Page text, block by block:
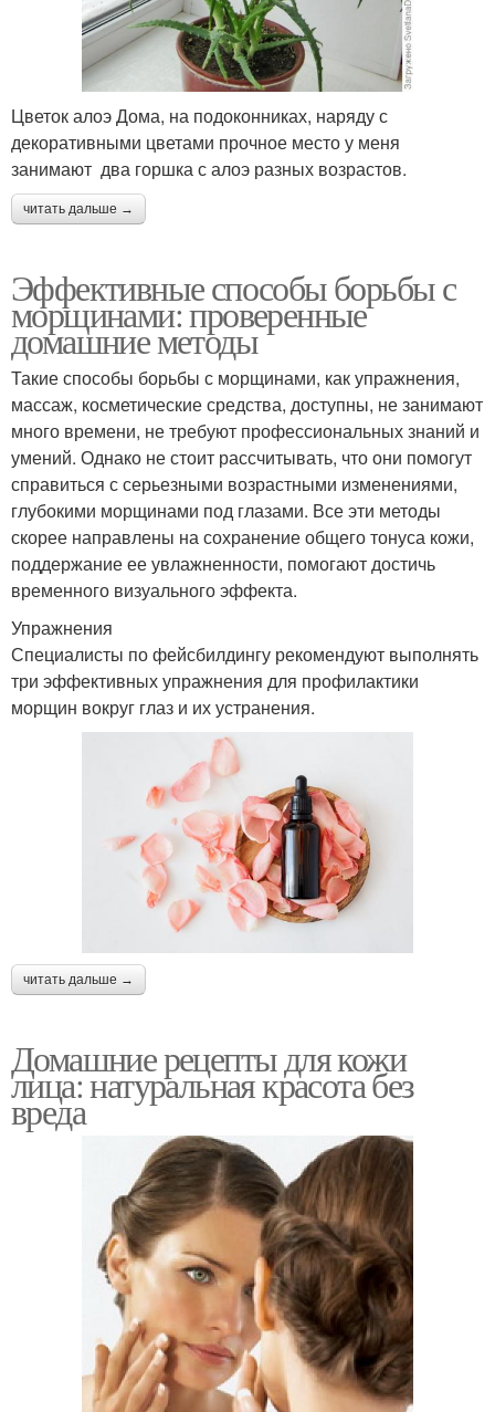
Цветок алоэ Дома, на подоконниках, наряду с
декоративными цветами прочное место у меня
занимают два горшка с алоэ разных возрастов.
читать дальше →
Эффективные способы борьбы с
морщинами: проверенные
домашние методы
Такие способы борьбы с морщинами, как упражнения,
массаж, косметические средства, доступны, не занимают
много времени, не требуют профессиональных знаний и
умений. Однако не стоит рассчитывать, что они помогут
справиться с серьезными возрастными изменениями,
глубокими морщинами под глазами. Все эти методы
скорее направлены на сохранение общего тонуса кожи,
поддержание ее увлажненности, помогают достичь
временного визуального эффекта.
Упражнения
Специалисты по фейсбилдингу рекомендуют выполнять
три эффективных упражнения для профилактики
морщин вокруг глаз и их устранения.
читать дальше →
Домашние рецепты для кожи
лица: натуральная красота без
вреда